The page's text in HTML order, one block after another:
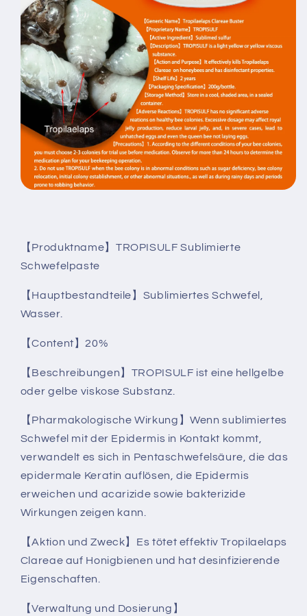
【Produktname】TROPISULF Sublimierte
Schwefelpaste
【Hauptbestandteile】Sublimiertes Schwefel,
Wasser.
【Content】20%
【Beschreibungen】TROPISULF ist eine hellgelbe
oder gelbe viskose Substanz.
【Pharmakologische Wirkung】Wenn sublimiertes
Schwefel mit der Epidermis in Kontakt kommt,
verwandelt es sich in Pentaschwefelsäure, die das
epidermale Keratin auflösen, die Epidermis
erweichen und acarizide sowie bakterizide
Wirkungen zeigen kann.
【Aktion und Zweck】Es tötet effektiv Tropilaelaps
Clareae auf Honigbienen und hat desinfizierende
Eigenschaften.
【Verwaltung und Dosierung】